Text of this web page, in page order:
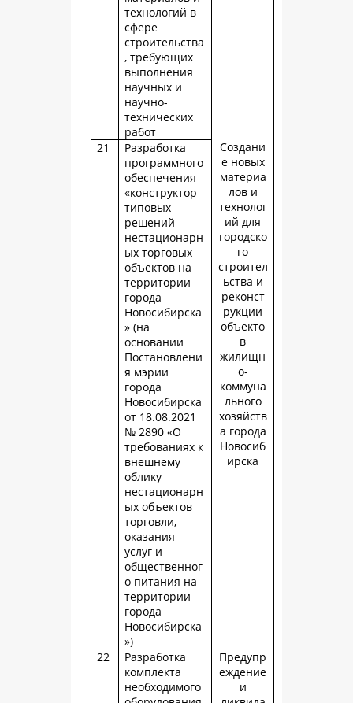
технологий в
сфере
строительства
, требующих
выполнения
научных и
научно-
технических
работ
Создани
е новых
материа
лов и
технолог
ий для
городско
го
строител
ьства и
реконст
рукции
объекто
в
жилищн
о-
коммуна
льного
хозяйств
а города
Новосиб
ирска
21
Разработка
программного
обеспечения
«конструктор
типовых
решений
нестационарн
ых торговых
объектов на
территории
города
Новосибирска
» (на
основании
Постановлени
я мэрии
города
Новосибирска
от 18.08.2021
№ 2890 «О
требованиях к
внешнему
облику
нестационарн
ых объектов
торговли,
оказания
услуг и
общественног
о питания на
территории
города
Новосибирска
»)
22
Разработка
комплекта
необходимого
Предупр
еждение
и